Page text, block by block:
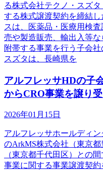
る株式会社テクノ・スズ
する株式譲渡契約を締結
スは、医薬品・医療用検
売や製造販売、輸出入等
附帯する事業を行う子会
スズタは、長崎県を
アルフレッサHDの子
からCRO事業を譲り
2026年01月15日
アルフレッサホールディ
のArkMS株式会社（東京
（東京都千代田区）との
事業に関する事業譲渡契